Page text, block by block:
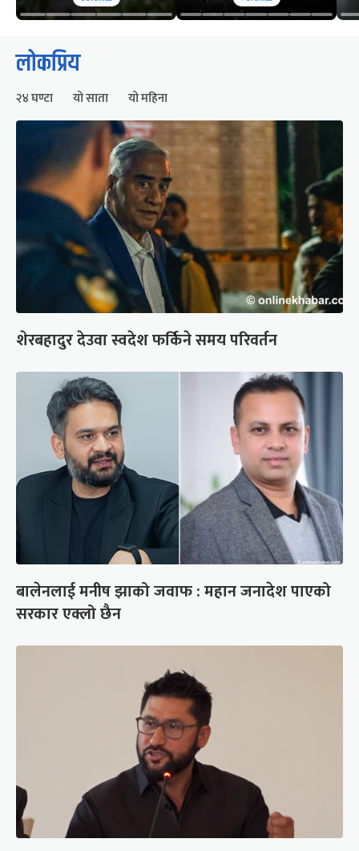
लोकप्रिय
२४ घण्टा यो साता यो महिना
शेरबहादुर देउवा स्वदेश फर्किने समय परिवर्तन
बालेनलाई मनीष झाको जवाफ : महान जनादेश पाएको
सरकार एक्लो छैन